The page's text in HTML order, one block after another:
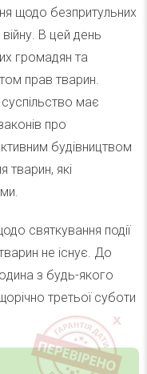
щодо безпритульних
В цей день
громадян та
прав тварин.
має
про
будівництвом
тварин, які
святкування події
не існує. До
з будь-якого
третьої суботи